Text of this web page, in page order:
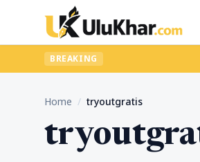
BREAKING
Home / tryoutgratis